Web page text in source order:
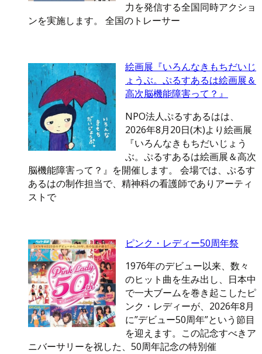
力を発信する全国同時アクショ
ンを実施します。 全国のトレーサー
絵画展『いろんなきもちだいじ
ょうぶ。ぷるすあるは絵画展＆
高次脳機能障害って？』
NPO法人ぷるすあるはは、
2026年8月20日(木)より絵画展
『いろんなきもちだいじょう
ぶ。ぷるすあるは絵画展＆高次
脳機能障害って？』を開催します。 会場では、ぷるす
あるはの制作担当で、精神科の看護師でありアーティ
ストで
ピンク・レディー50周年祭
1976年のデビュー以来、数々
のヒット曲を生み出し、日本中
で一大ブームを巻き起こしたピ
ンク・レディーが、2026年8月
に”デビュー50周年”という節目
を迎えます。この記念すべきア
ニバーサリーを祝した、50周年記念の特別催